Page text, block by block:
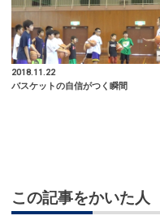
2018.11.22
バスケットの自信がつく瞬間
この記事をかいた人